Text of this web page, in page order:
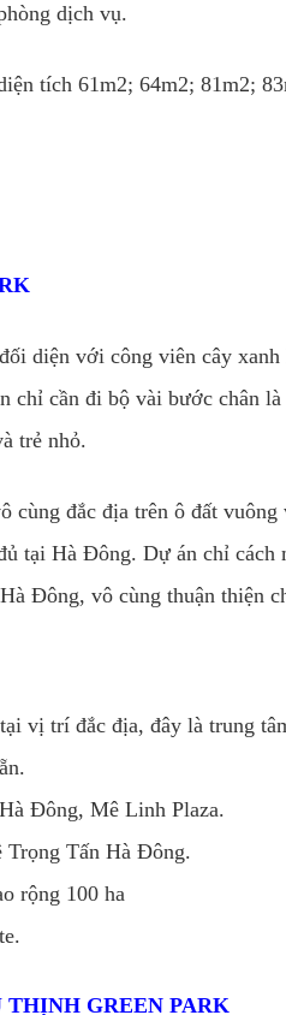
dịch vụ.
tích 61m2; 64m2; 81m2;
diện với công viên cây
chỉ cần đi bộ vài bước chân
trẻ nhỏ.
đắc địa trên ô đất
tại Hà Đông. Dự án chỉ cách
Đông, vô cùng thuận thiện
vị trí đắc địa, đây là trung
Đông, Mê Linh Plaza.
Tấn Hà Đông.
rộng 100 ha
GREEN PARK